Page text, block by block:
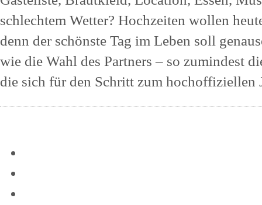
schlechtem Wetter? Hochzeiten wollen
denn der schönste Tag im Leben soll
wie die Wahl des Partners – so zumindest
die sich für den Schritt zum hochoffiziellen